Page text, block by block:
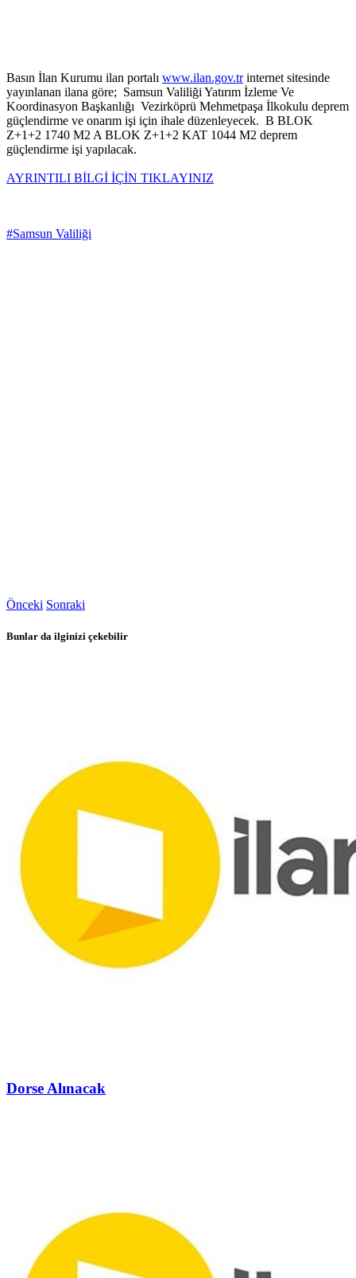
Basın İlan Kurumu ilan portalı www.ilan.gov.trinternet sitesinde
yayınlanan ilana göre; Samsun Valiliği Yatırım İzleme Ve
Koordinasyon Başkanlığı Vezirköprü Mehmetpaşa İlkokulu deprem
güçlendirme ve onarım işi için ihale düzenleyecek. B BLOK
Z+1+2 1740 M2 A BLOK Z+1+2 KAT 1044 M2 deprem
güçlendirme işi yapılacak.
AYRINTILI BİLGİ İÇİN TIKLAYINIZ
#Samsun Valiliği
Önceki Sonraki
Bunlar da ilginizi çekebilir
Dorse Alınacak